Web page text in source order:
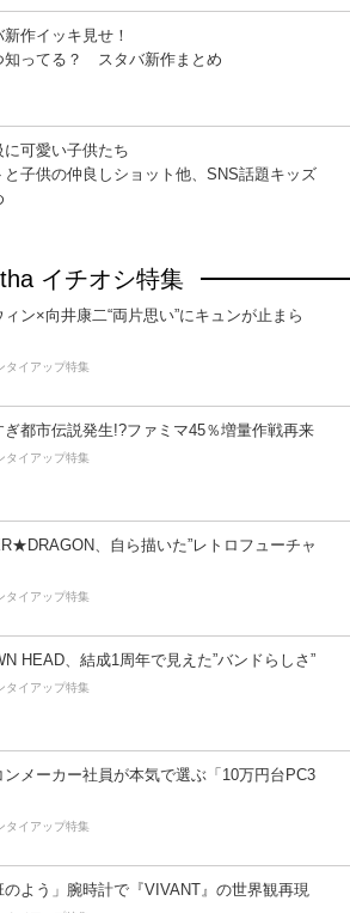
新作イッキ見せ！
知ってる？ スタバ新作まとめ
に可愛い子供たち
と子供の仲良しショット他、SNS話題キッズ
イチオシ特集
ィン×向井康二“両片思い”にキュンが止まら
タイアップ特集
ぎ都市伝説発生!?ファミマ45％増量作戦再来
タイアップ特集
、自ら描いた”レトロフューチャ
タイアップ特集
HEAD、結成1周年で見えた”バンドらしさ”
タイアップ特集
ンメーカー社員が本気で選ぶ「10万円台PC3
タイアップ特集
のよう」腕時計で『VIVANT』の世界観再現